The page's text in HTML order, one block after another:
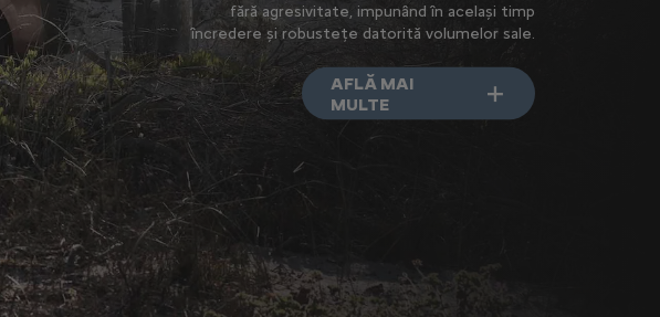
fără agresivitate, impunând în același timp
încredere și robustețe datorită volumelor sale.
AFLĂ MAI
MULTE